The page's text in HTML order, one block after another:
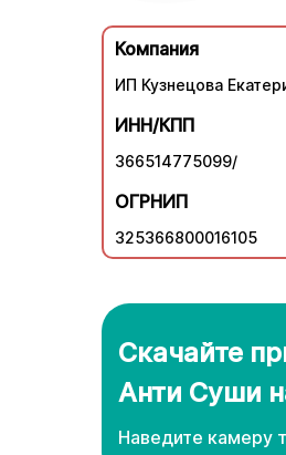
Компания
ИП Кузнецова
ИНН/КПП
366514775099/
ОГРНИП
325366800016105
Скачайте
Анти Суши
Наведите камеру